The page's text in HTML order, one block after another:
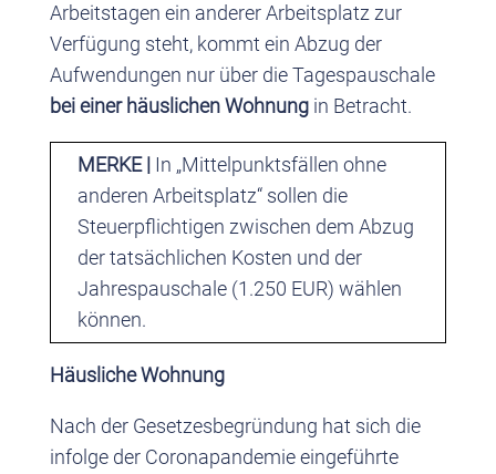
Arbeitstagen ein anderer Arbeitsplatz zur
Verfügung steht, kommt ein Abzug der
Aufwendungen nur über die Tagespauschale
bei einer häuslichen Wohnungin Betracht.
MERKE | In „Mittelpunktsfällen ohne
anderen Arbeitsplatz“ sollen die
Steuerpflichtigen zwischen dem Abzug
der tatsächlichen Kosten und der
Jahrespauschale (1.250 EUR) wählen
können.
Häusliche Wohnung
Nach der Gesetzesbegründung hat sich die
infolge der Coronapandemie eingeführte